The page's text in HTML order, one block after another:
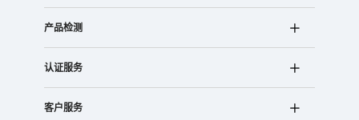
产品检测
认证服务
客户服务